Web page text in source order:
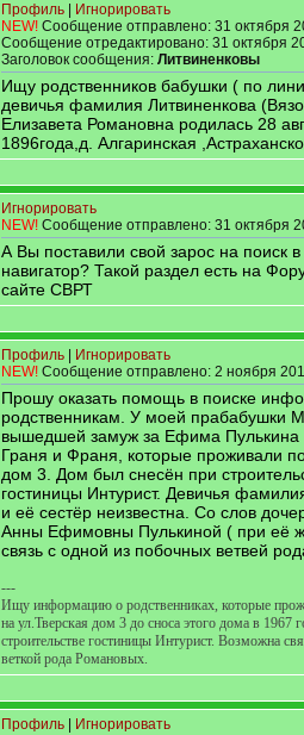
Профиль
Игнорировать
NEW! Сообщение отправлено: 31 октября
Сообщение отредактировано: 31 октября
Заголовок сообщения: Литвиненковы
Ищу родственников бабушки ( по
девичья фамилия Литвиненкова
Елизавета Романовна родилась 28
1896года,д. Алгаринская
Игнорировать
NEW! Сообщение отправлено: 31 октября
А Вы поставили свой зарос на поиск
навигатор? Такой раздел есть на
сайте СВРТ
Профиль
Игнорировать
NEW! Сообщение отправлено: 2 ноября
Прошу оказать помощь в поиске
родственникам. У моей прабабушки
вышедшей замуж за Ефима Пулькина
Граня и Франя, которые проживали
дом 3. Дом был снесён при
гостиницы Интурист. Девичья
и её сестёр неизвестна. Со слов
Анны Ефимовны Пулькиной ( при её
связь с одной из побочных ветвей
---
Ищу информацию о родственниках, которые
на ул.Тверская дом 3 до сноса этого дома в 1967
строительстве гостиницы Интурист. Возможна
веткой рода Романовых.
Профиль
Игнорировать